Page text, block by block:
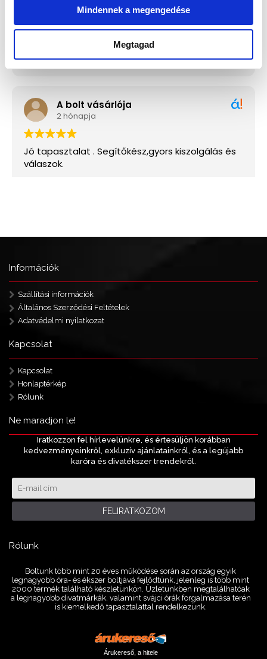
Mindennek a megengedése
Megtagad
Információk
Szállítási információk
Általános Szerződési Feltételek
Adatvédelmi nyilatkozat
Kapcsolat
Kapcsolat
Honlaptérkép
Rólunk
Ne maradjon le!
Iratkozzon fel hírlevelünkre, és értesüljön korábban
kedvezményeinkről, exkluzív ajánlatainkról, és a legújabb
karóra és divatékszer trendekről.
FELIRATKOZOM
Rólunk
Boltunk több mint 20 éves működése során az ország egyik
legnagyobb óra- és ékszer boltjává fejlődtünk, jelenleg is több mint
2000 termék található készletünkön. Üzletünkben megtalálhatóak
a legnagyobb divatmárkák, valamint svájci órák forgalmazása terén
is kiemelkedő tapasztalattal rendelkezünk.
Árukereső, a hitele